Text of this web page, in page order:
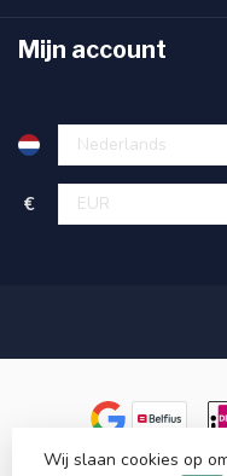
Mijn account
€
© Copyright 2026 Ryva
Wij slaan cookies op